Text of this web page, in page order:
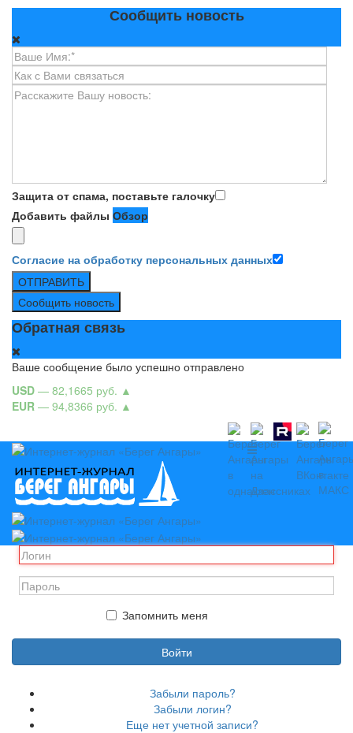
Сообщить новость
Защита от спама, поставьте галочку
Добавить файлы Обзор
Согласие на обработку персональных данных
ОТПРАВИТЬ
Сообщить новость
Обратная связь
Ваше сообщение было успешно отправлено
USD — 82,1665 руб. ▲
EUR — 94,8366 руб. ▲
Запомнить меня
Войти
Забыли пароль?
Забыли логин?
Еще нет учетной записи?